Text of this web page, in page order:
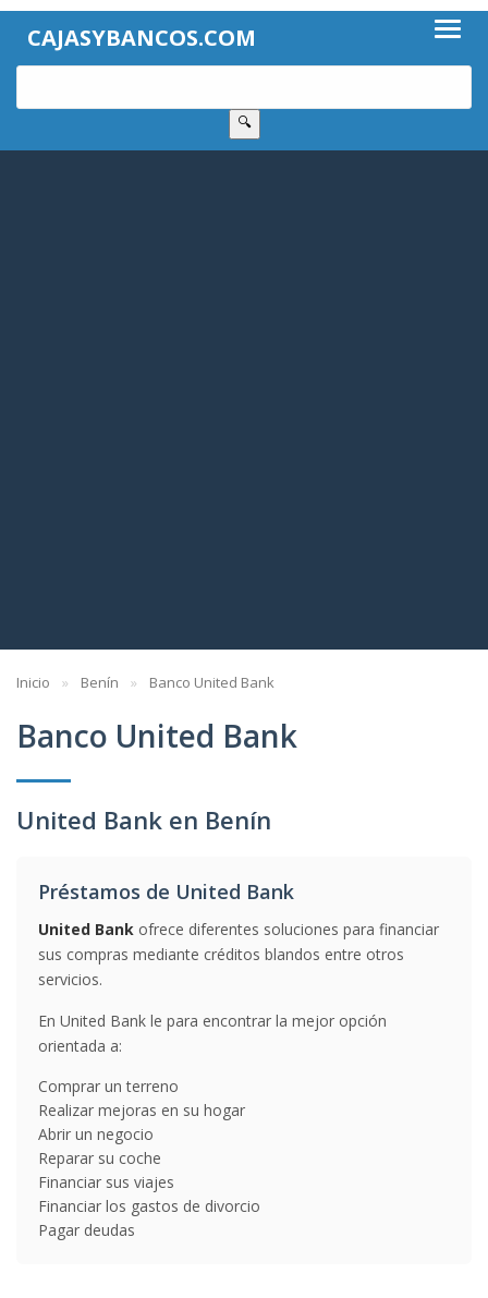
CAJASYBANCOS.COM
🔍
Inicio Benín Banco United Bank
Banco United Bank
United Bank en Benín
Préstamos de United Bank
United Bank ofrece diferentes soluciones para financiar
sus compras mediante créditos blandos entre otros
servicios.
En United Bank le para encontrar la mejor opción
orientada a:
Comprar un terreno
Realizar mejoras en su hogar
Abrir un negocio
Reparar su coche
Financiar sus viajes
Financiar los gastos de divorcio
Pagar deudas